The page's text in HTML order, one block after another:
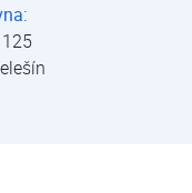
Facebooku